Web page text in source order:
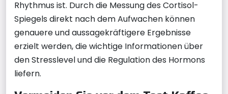
Rhythmus ist. Durch die Messung des Cortisol-
Spiegels direkt nach dem Aufwachen können
genauere und aussagekräftigere Ergebnisse
erzielt werden, die wichtige Informationen über
den Stresslevel und die Regulation des Hormons
liefern.